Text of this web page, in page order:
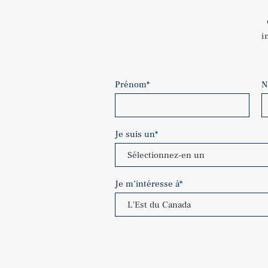
Prénom*
Je suis un*
Je m’intéresse à*